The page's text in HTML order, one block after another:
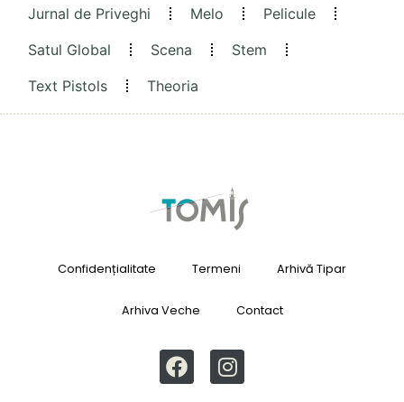
Jurnal de Priveghi
Melo
Pelicule
Satul Global
Scena
Stem
Text Pistols
Theoria
Confidențialitate Termeni Arhivă Tipar
Arhiva Veche Contact